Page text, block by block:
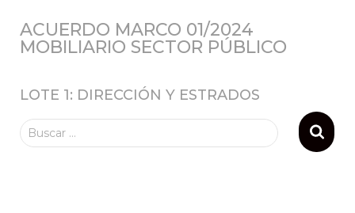
ACUERDO MARCO 01/2024
MOBILIARIO SECTOR PÚBLICO
LOTE 1: DIRECCIÓN Y ESTRADOS
Buscar …